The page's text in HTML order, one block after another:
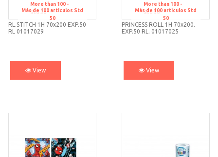
More than 100 -
Std 50
RL.STITCH 1H 70x200 EXP.50
RL 01017029
Más de 100 artículos Std
50
View
More than 100 -
Std 50
PRINCESS ROLL 1H 70x200.
EXP.50 RL. 01017025
Más de 100 artículos Std
50
View